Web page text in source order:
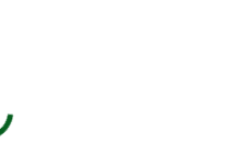
DETAILNÍ INFORMACE